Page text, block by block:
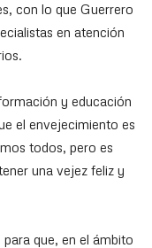
con lo que Guerrero
en atención
y educación
el envejecimiento es
todos, pero es
una vejez feliz y
que, en el ámbito